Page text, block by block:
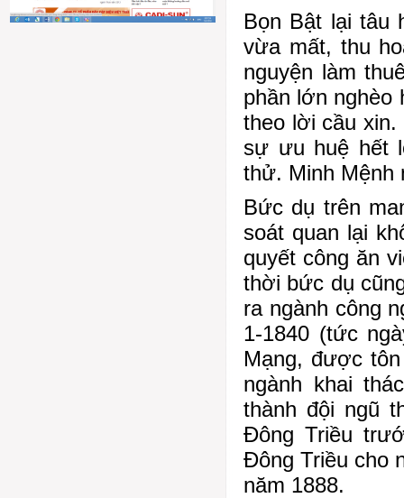
Bọn Bật lại tâu
vừa mất, thu
nguyện làm
phần lớn nghèo
theo lời cầu
sự ưu huệ hết
thử. Minh Mệnh
Bức dụ trên
soát quan lại
quyết công ăn
thời bức dụ
ra ngành công
1-1840 (tức
Mạng, được
ngành khai
thành đội ngũ
Đông Triều
Đông Triều cho
năm 1888.